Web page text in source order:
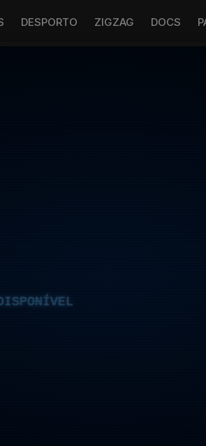
DESPORTO ZIGZAG DOCS